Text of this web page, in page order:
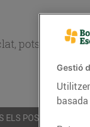
pots trobar
ELS POSTS
Gestió